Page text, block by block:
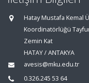
Hatay Mustafa Kemal
Koordinatörlüğü
Zemin Kat
HATAY / ANTAKYA
avesis@mku.edu.tr
0.326.245 53 64